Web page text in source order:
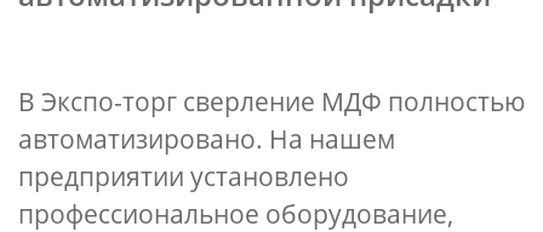
В Экспо-торг сверление МДФ полностью
автоматизировано. На нашем
предприятии установлено
профессиональное оборудование,